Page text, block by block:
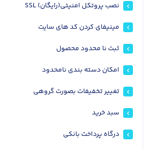
نصب پروتکل امنیتی(رایگان) SSL
مینیفای کردن کد های سایت
ثبت نا محدود محصول
امکان دسته بندی نامحدود
تغییر تخفیفات بصورت گروهی
سبد خرید
درگاه پرداخت بانکی